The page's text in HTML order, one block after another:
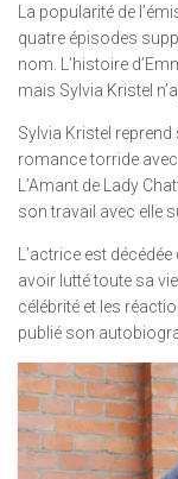
La popularité de
quatre épisodes
nom. L’histoire
mais Sylvia Kristel
Sylvia Kristel
romance torride
L’Amant de Lady
son travail avec elle
L’actrice est
avoir lutté toute sa
célébrité et les
publié son